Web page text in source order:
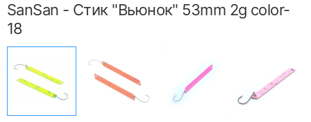
SanSan - Стик "Вьюнок" 53mm 2g color-
18